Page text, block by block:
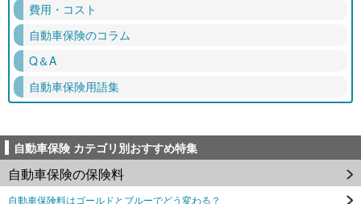
費用・コスト
自動車保険のコラム
Q＆A
自動車保険用語集
自動車保険 カテゴリ別おすすめ特集
自動車保険の保険料
自動車保険料はゴールドとブルーでどう変わる？